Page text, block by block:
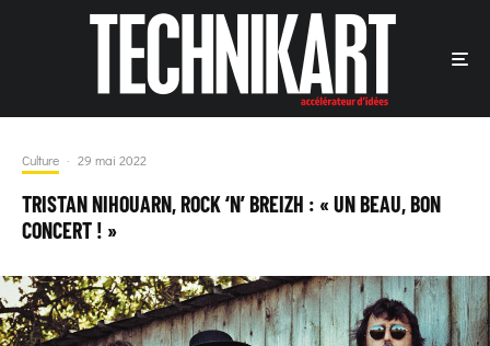
Culture · 29 mai 2022
TRISTAN NIHOUARN, ROCK ‘N’ BREIZH : « UN BEAU, BON
CONCERT ! »